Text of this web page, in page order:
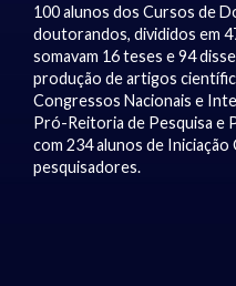
100 alunos dos Cursos de
doutorandos, divididos em
somavam 16 teses e 94
produção de artigos
Congressos Nacionais e
Pró-Reitoria de Pesquisa e
com 234 alunos de
pesquisadores.